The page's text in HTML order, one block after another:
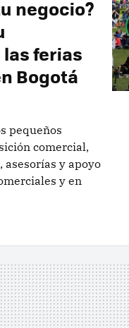
negocio?
ferias
Bogotá
pequeños
comercial,
y apoyo
y en